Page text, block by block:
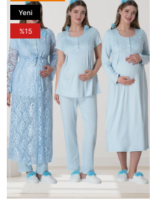
Yeni
Ürün
%15